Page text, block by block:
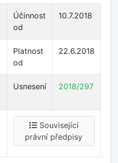
Účinnost
od
10.7.2018
Platnost
od
22.6.2018
Usnesení 2018/297
Související
právní předpisy